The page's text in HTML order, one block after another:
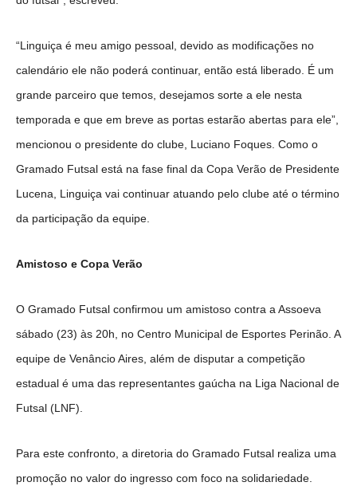
“Linguiça é meu amigo pessoal, devido as modificações no
calendário ele não poderá continuar, então está liberado. É um
grande parceiro que temos, desejamos sorte a ele nesta
temporada e que em breve as portas estarão abertas para ele”,
mencionou o presidente do clube, Luciano Foques. Como o
Gramado Futsal está na fase final da Copa Verão de Presidente
Lucena, Linguiça vai continuar atuando pelo clube até o término
da participação da equipe.
Amistoso e Copa Verão
O Gramado Futsal confirmou um amistoso contra a Assoeva
sábado (23) às 20h, no Centro Municipal de Esportes Perinão. A
equipe de Venâncio Aires, além de disputar a competição
estadual é uma das representantes gaúcha na Liga Nacional de
Futsal (LNF).
Para este confronto, a diretoria do Gramado Futsal realiza uma
promoção no valor do ingresso com foco na solidariedade.